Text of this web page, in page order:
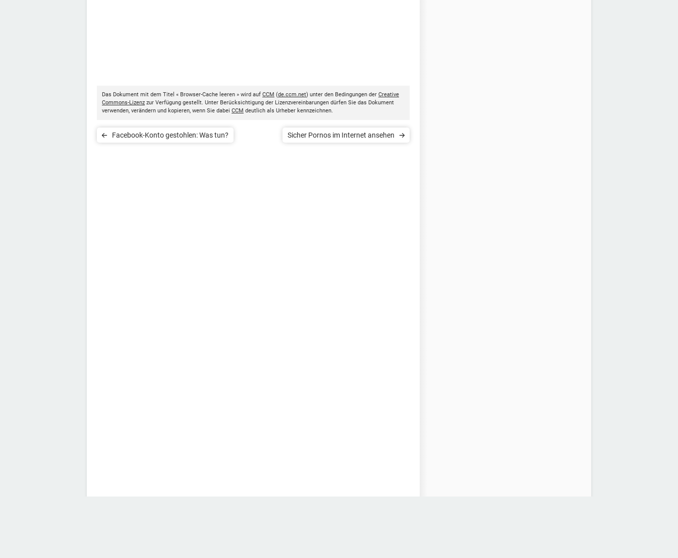
Das Dokument mit dem Titel « Browser-Cache leeren » wird auf CCM (de.ccm.net) unter den Bedingungen der Creative
Commons-Lizenz zur Verfügung gestellt. Unter Berücksichtigung der Lizenzvereinbarungen dürfen Sie das Dokument
verwenden, verändern und kopieren, wenn Sie dabei CCM deutlich als Urheber kennzeichnen.
Facebook-Konto gestohlen: Was tun? Sicher Pornos im Internet ansehen